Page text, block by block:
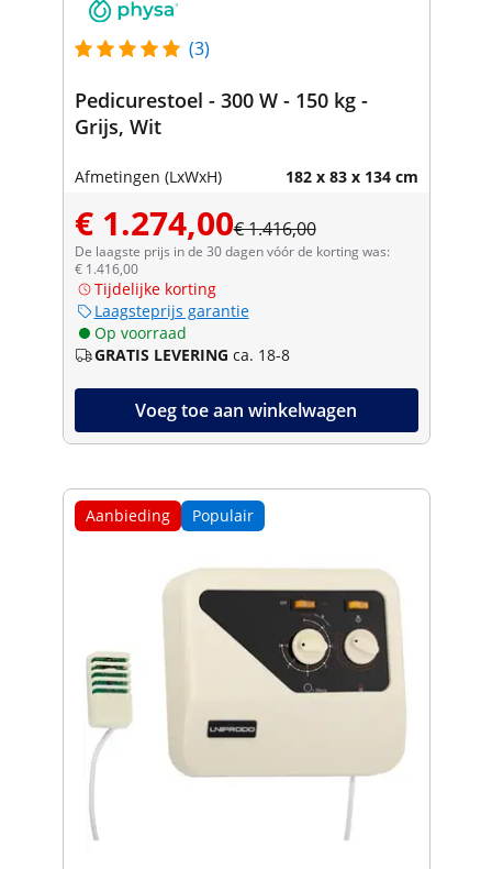
(3)
Pedicurestoel - 300 W - 150 kg -
Grijs, Wit
Afmetingen (LxWxH) 182 x 83 x 134 cm
€ 1.274,00€ 1.416,00
De laagste prijs in de 30 dagen vóór de korting was:
€ 1.416,00
Tijdelijke korting
Laagsteprijs garantie
Op voorraad
GRATIS LEVERING ca. 18-8
Voeg toe aan winkelwagen
Aanbieding Populair